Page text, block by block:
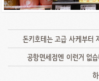
돈키호테는 고급 사케부터
공항면세점엔 이런거 없